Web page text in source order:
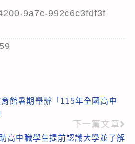
9a7c-992c6c3fdf3f
館暑期舉辦「115年全國高中
下一篇文章
高中職學生提前認識大學並了解